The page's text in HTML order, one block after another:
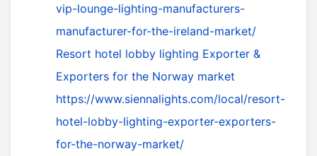
vip-lounge-lighting-manufacturers-
manufacturer-for-the-ireland-market/
Resort hotel lobby lighting Exporter &
Exporters for the Norway market
https://www.siennalights.com/local/resort-
hotel-lobby-lighting-exporter-exporters-
for-the-norway-market/